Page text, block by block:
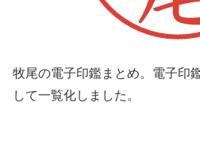
牧尾の電子印鑑まとめ。電子印
して一覧化しました。